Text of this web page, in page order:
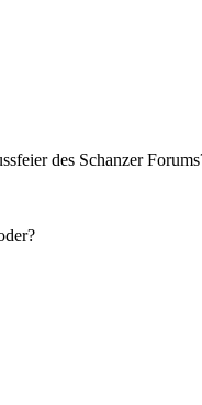
des Schanzer